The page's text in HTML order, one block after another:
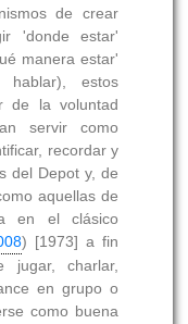
de crear
'donde estar'
manera estar'
estos
de la voluntad
servir como
recordar y
del Depot y, de
aquellas de
en el clásico
) [1973] a fin
jugar, charlar,
en grupo o
como buena